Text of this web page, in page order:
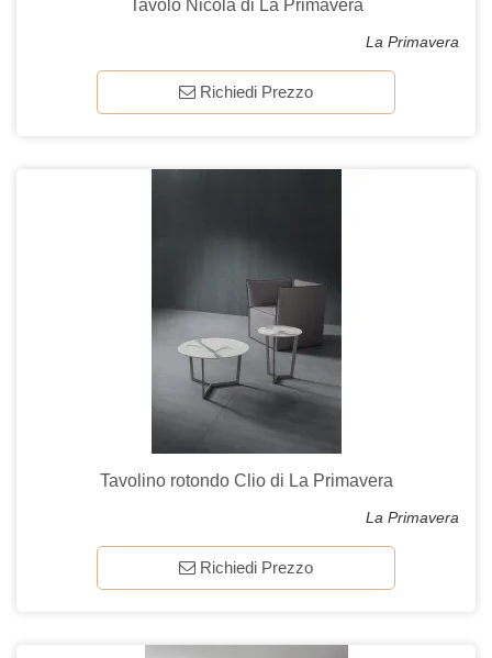
Tavolo Nicola di La Primavera
La Primavera
Richiedi Prezzo
Tavolino rotondo Clio di La Primavera
La Primavera
Richiedi Prezzo